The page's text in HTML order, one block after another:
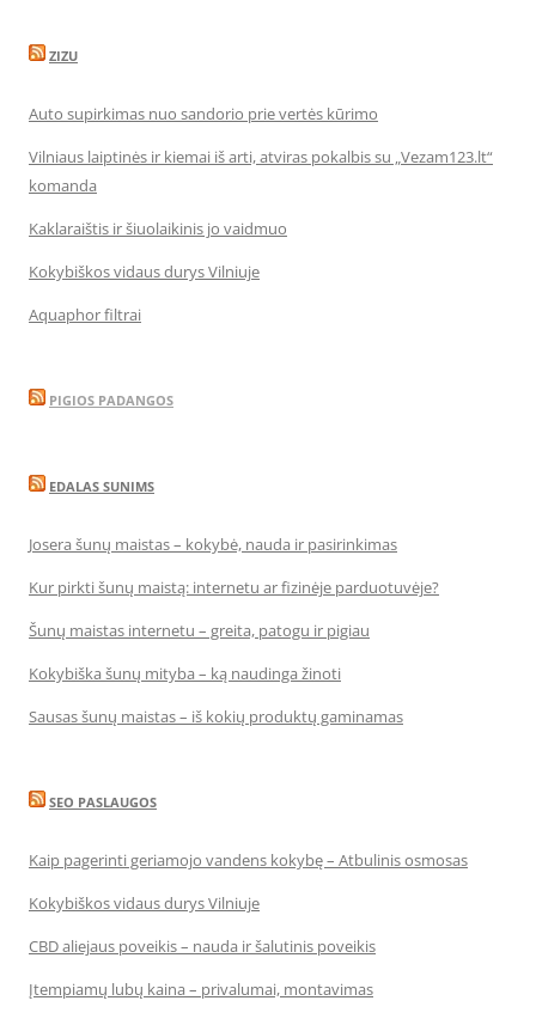
ZIZU
Auto supirkimas nuo sandorio prie vertės kūrimo
Vilniaus laiptinės ir kiemai iš arti, atviras pokalbis su „Vezam123.lt“
komanda
Kaklaraištis ir šiuolaikinis jo vaidmuo
Kokybiškos vidaus durys Vilniuje
Aquaphor filtrai
PIGIOS PADANGOS
EDALAS SUNIMS
Josera šunų maistas – kokybė, nauda ir pasirinkimas
Kur pirkti šunų maistą: internetu ar fizinėje parduotuvėje?
Šunų maistas internetu – greita, patogu ir pigiau
Kokybiška šunų mityba – ką naudinga žinoti
Sausas šunų maistas – iš kokių produktų gaminamas
SEO PASLAUGOS
Kaip pagerinti geriamojo vandens kokybę – Atbulinis osmosas
Kokybiškos vidaus durys Vilniuje
CBD aliejaus poveikis – nauda ir šalutinis poveikis
Įtempiamų lubų kaina – privalumai, montavimas